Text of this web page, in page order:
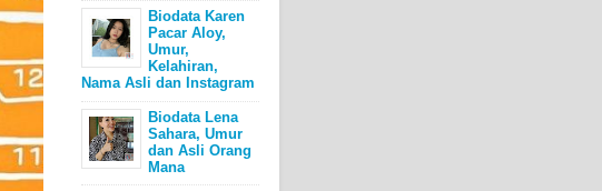
Biodata Karen
Pacar Aloy,
Umur,
Kelahiran,
Nama Asli dan Instagram
Biodata Lena
Sahara, Umur
dan Asli Orang
Mana